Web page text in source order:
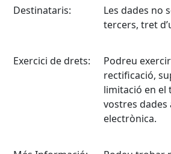
Destinataris:
Les dades no
tercers, tret
Exercici de drets:
Podreu
rectificació,
limitació en el
vostres dades
electrònica.